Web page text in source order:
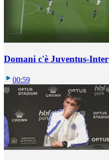
Domani c'è Juventus-Inter
00:59